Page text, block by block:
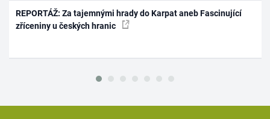
REPORTÁŽ: Za tajemnými hrady do Karpat aneb Fascinující
zříceniny u českých hranic